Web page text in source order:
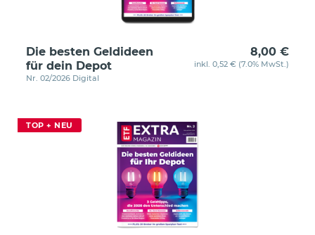
Die besten Geldideen
für dein Depot
Nr. 02/2026 Digital
8,00 €
inkl. 0,52 € (7.0% MwSt.)
TOP + NEU